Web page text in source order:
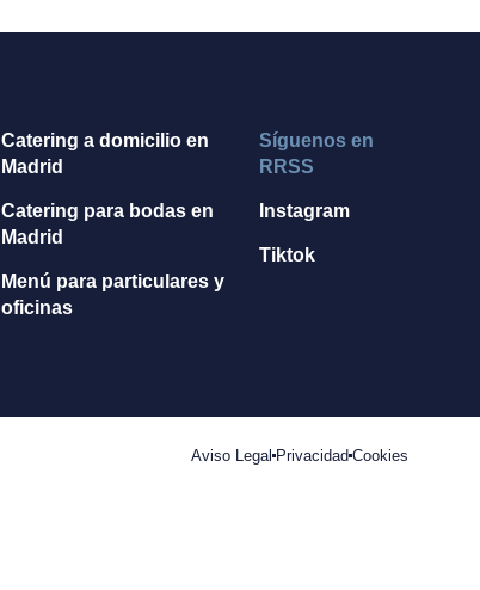
Catering a domicilio en
Madrid
Catering para bodas en
Madrid
Menú para particulares y
oficinas
Síguenos en
RRSS
Instagram
Tiktok
Aviso Legal Privacidad Cookies